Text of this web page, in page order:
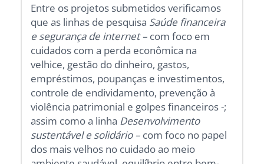
Entre os projetos submetidos verificamos
que as linhas de pesquisa Saúde financeira
e segurança de internet – com foco em
cuidados com a perda econômica na
velhice, gestão do dinheiro, gastos,
empréstimos, poupanças e investimentos,
controle de endividamento, prevenção à
violência patrimonial e golpes financeiros -;
assim como a linha Desenvolvimento
sustentável e solidário – com foco no papel
dos mais velhos no cuidado ao meio